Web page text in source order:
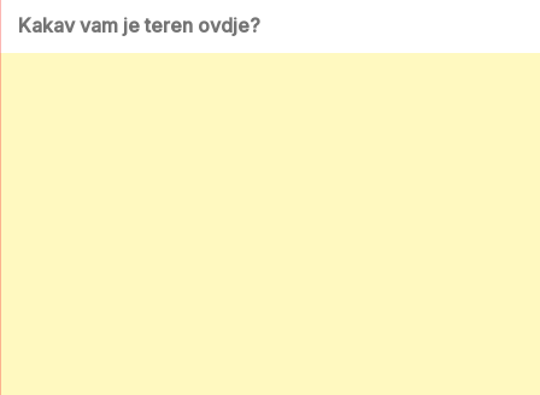
Kakav vam je teren ovdje?